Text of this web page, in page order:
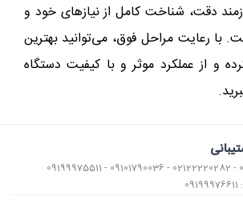
دقت، شناخت کامل از نیازهای خود و
با رعایت مراحل فوق، می‌توانید بهترین
و از عملکرد موثر و با کیفیت دستگاه